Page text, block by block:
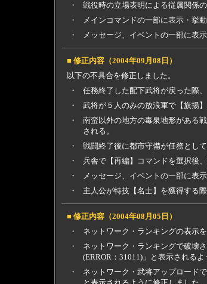
・
戦役時の立場表明による従属関係
・
メインコマンドの一部に表示・挙動
・
メッセージ、イベントの一部に表示
■ 修正内容（2004年09月08日）
以下の不具合を修正しました。
・
任務終了した配下武将が戻った際
・
武将が５人のみの放浪軍で【旗揚
・
南蛮以外の地方の毒泉地形がある
される。
・
戦闘終了後に都市守備が任務とし
・
兵舎で【再編】コマンドを選択後
・
メッセージ、イベントの一部に表
・
主人公が特技【名士】を獲得する
■ 修正内容（2004年08月05日）
・
ネットワーク・ランキングの表示
・
ネットワーク・ランキングで破壊
(ERROR：31011)」と表示されるよ
・
ネットワーク・武将アップロード